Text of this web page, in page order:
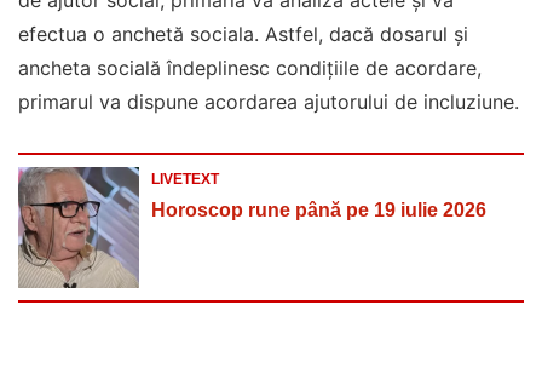
efectua o anchetă sociala. Astfel, dacă dosarul și
ancheta socială îndeplinesc condițiile de acordare,
primarul va dispune acordarea ajutorului de incluziune.
LIVETEXT
Horoscop rune până pe 19 iulie 2026